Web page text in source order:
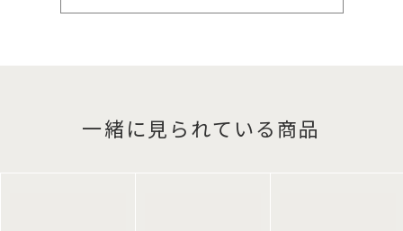
一緒に見られている商品